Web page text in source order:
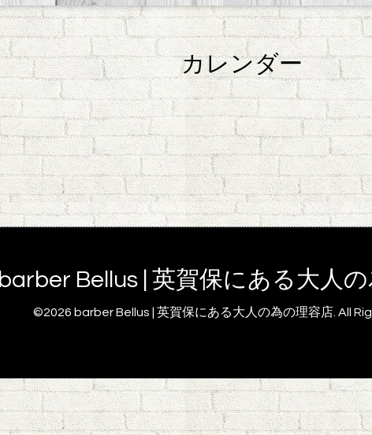
カレンダー
barber Bellus | 英賀保にある大人
©2026 barber Bellus | 英賀保にある大人の為の理容店. All